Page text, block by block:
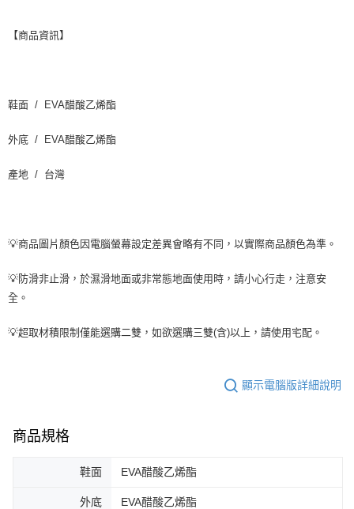
【商品資訊】
鞋面 / EVA醋酸乙烯酯
外底 / EVA醋酸乙烯酯
產地 / 台灣
💡商品圖片顏色因電腦螢幕設定差異會略有不同，以實際商品顏色為準。
💡防滑非止滑，於濕滑地面或非常態地面使用時，請小心行走，注意安
全。
💡超取材積限制僅能選購二雙，如欲選購三雙(含)以上，請使用宅配。
顯示電腦版詳細說明
商品規格
鞋面 EVA醋酸乙烯酯
外底 EVA醋酸乙烯酯